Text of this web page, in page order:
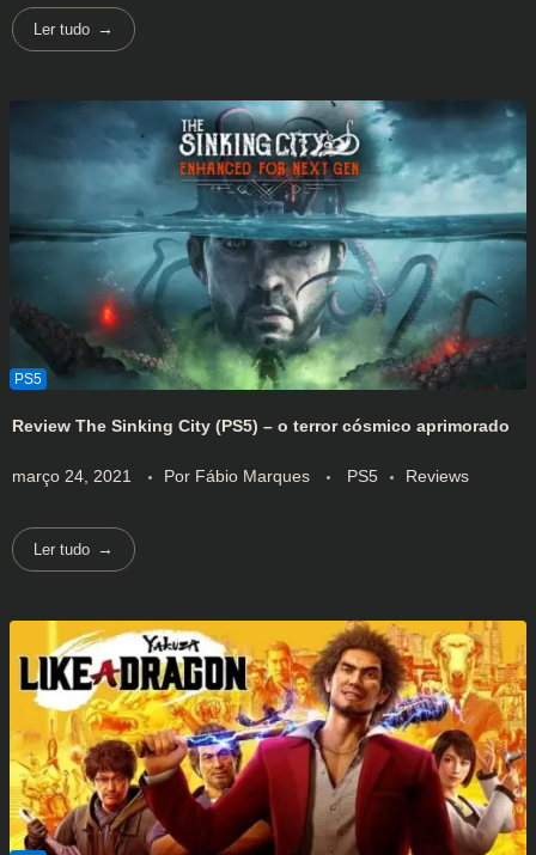
Ler tudo
Review The Sinking City (PS5) – o terror cósmico aprimorado
março 24, 2021 Por Fábio Marques PS5 Reviews
Ler tudo